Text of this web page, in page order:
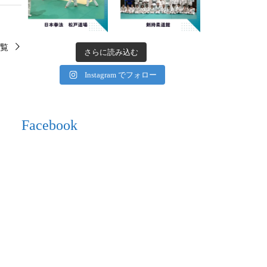
さらに読み込む
Instagram でフォロー
Facebook